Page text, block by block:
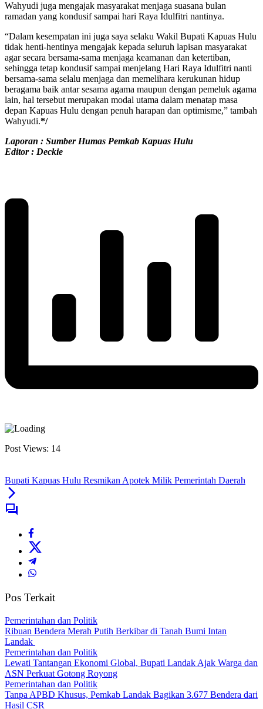
Wahyudi juga mengajak masyarakat menjaga suasana bulan
ramadan yang kondusif sampai hari Raya Idulfitri nantinya.
“Dalam kesempatan ini juga saya selaku Wakil Bupati Kapuas Hulu
tidak henti-hentinya mengajak kepada seluruh lapisan masyarakat
agar secara bersama-sama menjaga keamanan dan ketertiban,
sehingga tetap kondusif sampai menjelang Hari Raya Idulfitri nanti
bersama-sama selalu menjaga dan memelihara kerukunan hidup
beragama baik antar sesama agama maupun dengan pemeluk agama
lain, hal tersebut merupakan modal utama dalam menatap masa
depan Kapuas Hulu dengan penuh harapan dan optimisme,” tambah
Wahyudi.*/
Laporan : Sumber Humas Pemkab Kapuas Hulu
Editor : Deckie
Post Views: 14
Bupati Kapuas Hulu Resmikan Apotek Milik Pemerintah Daerah
Pos Terkait
Pemerintahan dan Politik
Ribuan Bendera Merah Putih Berkibar di Tanah Bumi Intan
Landak
Pemerintahan dan Politik
Lewati Tantangan Ekonomi Global, Bupati Landak Ajak Warga dan
ASN Perkuat Gotong Royong
Pemerintahan dan Politik
Tanpa APBD Khusus, Pemkab Landak Bagikan 3.677 Bendera dari
Hasil CSR